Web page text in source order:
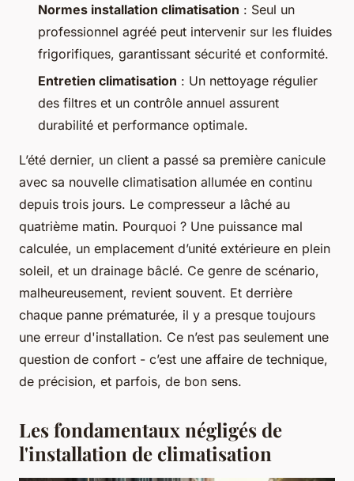
Normes installation climatisation : Seul un
professionnel agréé peut intervenir sur les fluides
frigorifiques, garantissant sécurité et conformité.
Entretien climatisation : Un nettoyage régulier
des filtres et un contrôle annuel assurent
durabilité et performance optimale.
L’été dernier, un client a passé sa première canicule
avec sa nouvelle climatisation allumée en continu
depuis trois jours. Le compresseur a lâché au
quatrième matin. Pourquoi ? Une puissance mal
calculée, un emplacement d’unité extérieure en plein
soleil, et un drainage bâclé. Ce genre de scénario,
malheureusement, revient souvent. Et derrière
chaque panne prématurée, il y a presque toujours
une erreur d'installation. Ce n’est pas seulement une
question de confort - c’est une affaire de technique,
de précision, et parfois, de bon sens.
Les fondamentaux négligés de
l'installation de climatisation